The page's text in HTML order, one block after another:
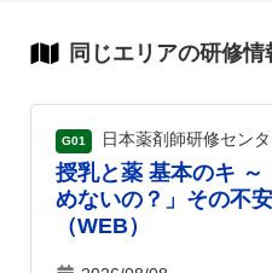
同じエリアの研修情
G01 日本薬剤師研修セン
授乳と薬 基本のキ ～
めないの？」その不
（WEB）